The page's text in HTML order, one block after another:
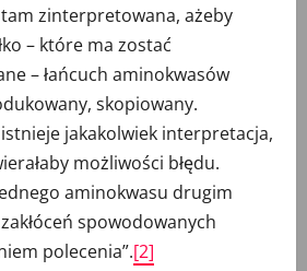
zinterpretowana, ażeby
– które ma zostać
– łańcuch aminokwasów
skopiowany.
istnieje jakakolwiek interpretacja,
możliwości błędu.
aminokwasu drugim
spowodowanych
polecenia”.[2]